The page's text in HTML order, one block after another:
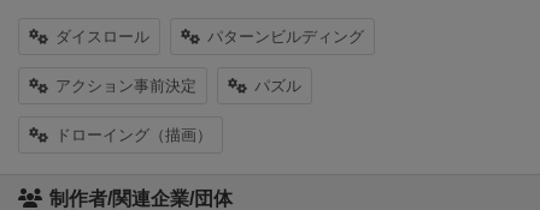
ダイスロール パターンビルディング
アクション事前決定 パズル
ドローイング（描画）
制作者/関連企業/団体